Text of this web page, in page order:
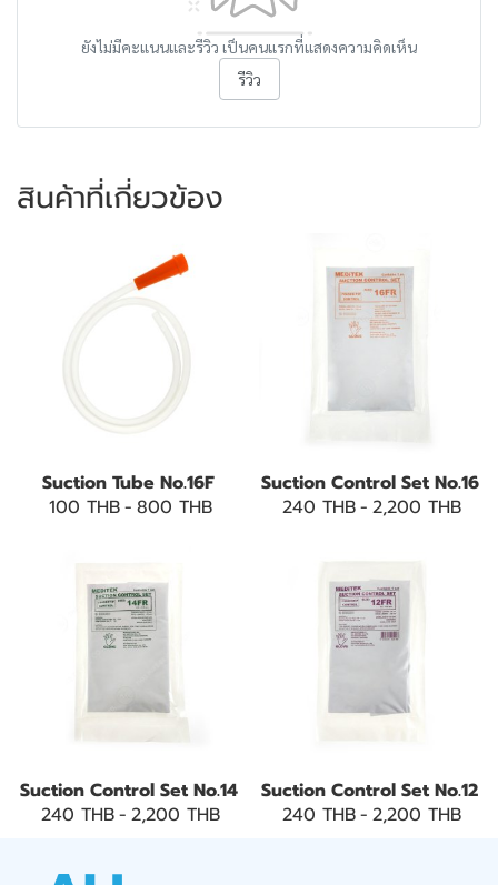
ยังไม่มีคะแนนและรีวิว เป็นคนแรกที่แสดงความคิดเห็น
รีวิว
สินค้าที่เกี่ยวข้อง
Suction Tube No.16F
100 THB- 800 THB
Suction Control Set No.16
240 THB- 2,200 THB
Suction Control Set No.14
240 THB- 2,200 THB
Suction Control Set No.12
240 THB- 2,200 THB